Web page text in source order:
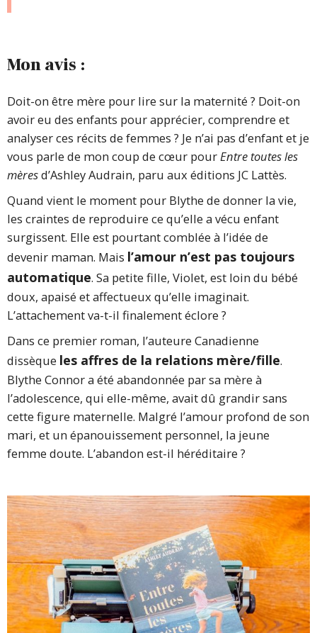
Mon avis :
Doit-on être mère pour lire sur la maternité ? Doit-on
avoir eu des enfants pour apprécier, comprendre et
analyser ces récits de femmes ? Je n’ai pas d’enfant et je
vous parle de mon coup de cœur pourEntre toutes les
mèresd’Ashley Audrain, paru aux éditions JC Lattès.
Quand vient le moment pour Blythe de donner la vie,
les craintes de reproduire ce qu’elle a vécu enfant
surgissent. Elle est pourtant comblée à l’idée de
devenir maman. Mais l’amour n’est pas toujours
automatique. Sa petite fille, Violet, est loin du bébé
doux, apaisé et affectueux qu’elle imaginait.
L’attachement va-t-il finalement éclore ?
Dans ce premier roman, l’auteure Canadienne
dissèque les affres de la relations mère/fille.
Blythe Connor a été abandonnée par sa mère à
l’adolescence, qui elle-même, avait dû grandir sans
cette figure maternelle. Malgré l’amour profond de son
mari, et un épanouissement personnel, la jeune
femme doute. L’abandon est-il héréditaire ?